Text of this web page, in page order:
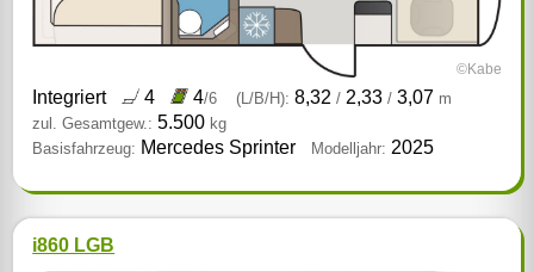
©Kabe
Integriert 4 4/6 (L/B/H): 8,32/ 2,33/ 3,07 m
zul. Gesamtgew.: 5.500 kg
Basisfahrzeug: Mercedes Sprinter Modelljahr: 2025
i860 LGB